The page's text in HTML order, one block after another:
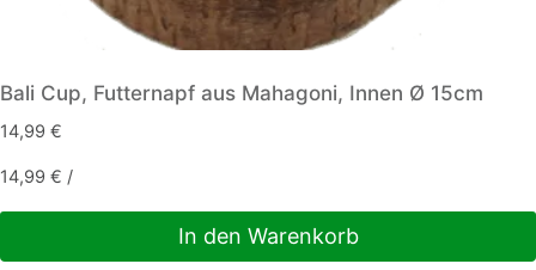
Bali Cup, Futternapf aus Mahagoni, Innen Ø 15cm
14,99 €
14,99 € /
In den Warenkorb